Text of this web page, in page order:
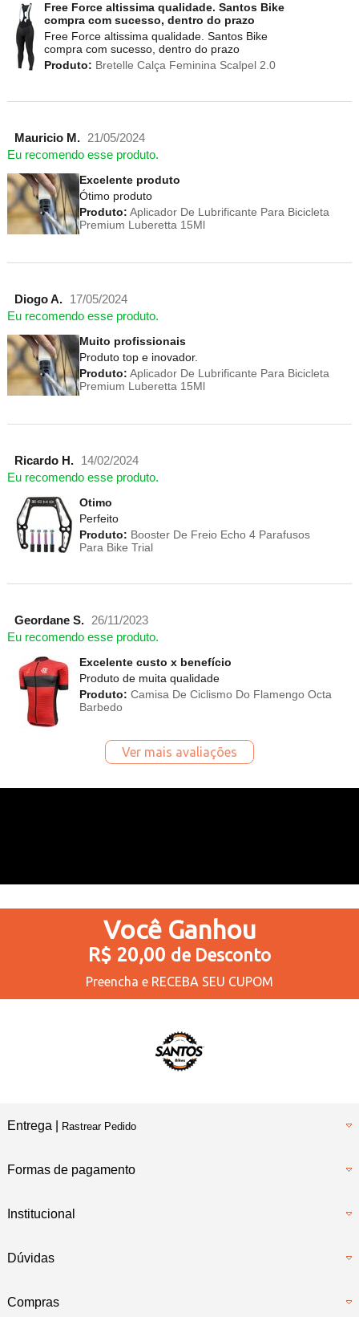
Free Force altissima qualidade. Santos Bike
compra com sucesso, dentro do prazo
Free Force altissima qualidade. Santos Bike
compra com sucesso, dentro do prazo
Produto: Bretelle Calça Feminina Scalpel 2.0
Mauricio M. 21/05/2024
Eu recomendo esse produto.
Excelente produto
Ótimo produto
Produto: Aplicador De Lubrificante Para Bicicleta
Premium Luberetta 15Ml
Diogo A.
17/05/2024
Eu recomendo esse produto.
Muito profissionais
Produto top e inovador.
Produto: Aplicador De Lubrificante Para Bicicleta
Premium Luberetta 15Ml
Ricardo H.
14/02/2024
Eu recomendo esse produto.
Otimo
Perfeito
Produto: Booster De Freio Echo 4 Parafusos
Para Bike Trial
Geordane S. 26/11/2023
Eu recomendo esse produto.
Excelente custo x benefício
Produto de muita qualidade
Produto: Camisa De Ciclismo Do Flamengo Octa
Barbedo
Ver mais avaliações
Você Ganhou
R$ 20,00 de Desconto
Preencha e RECEBA SEU CUPOM
Entrega | Rastrear Pedido
Formas de pagamento
Institucional
Dúvidas
Compras